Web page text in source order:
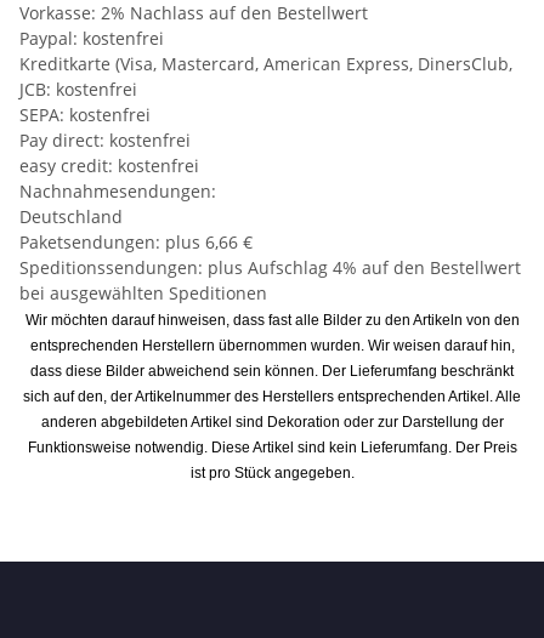
Vorkasse: 2% Nachlass auf den Bestellwert
Paypal: kostenfrei
Kreditkarte (Visa, Mastercard, American Express, DinersClub,
JCB: kostenfrei
SEPA: kostenfrei
Pay direct: kostenfrei
easy credit: kostenfrei
Nachnahmesendungen:
Deutschland
Paketsendungen: plus 6,66 €
Speditionssendungen: plus Aufschlag 4% auf den Bestellwert
bei ausgewählten Speditionen
Wir möchten darauf hinweisen, dass fast alle Bilder zu den Artikeln von den
entsprechenden Herstellern übernommen wurden. Wir weisen darauf hin,
dass diese Bilder abweichend sein können. Der Lieferumfang beschränkt
sich auf den, der Artikelnummer des Herstellers entsprechenden Artikel. Alle
anderen abgebildeten Artikel sind Dekoration oder zur Darstellung der
Funktionsweise notwendig. Diese Artikel sind kein Lieferumfang. Der Preis
ist pro Stück angegeben.